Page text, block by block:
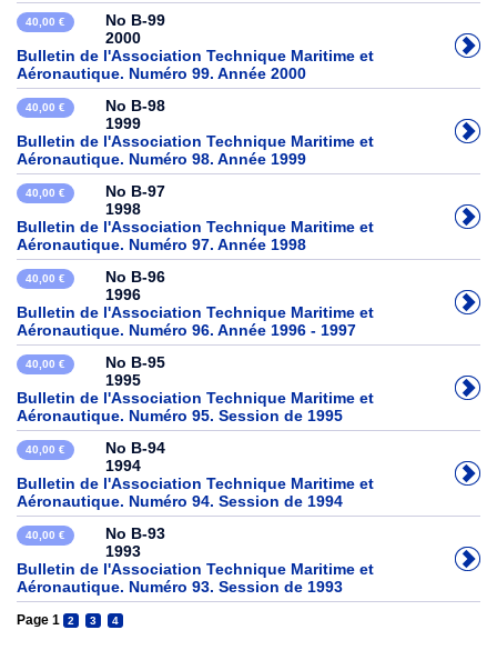
40,00 €
No B-99
2000
Bulletin de l'Association Technique Maritime et
Aéronautique. Numéro 99. Année 2000
40,00 €
No B-98
1999
Bulletin de l'Association Technique Maritime et
Aéronautique. Numéro 98. Année 1999
40,00 €
No B-97
1998
Bulletin de l'Association Technique Maritime et
Aéronautique. Numéro 97. Année 1998
40,00 €
No B-96
1996
Bulletin de l'Association Technique Maritime et
Aéronautique. Numéro 96. Année 1996 - 1997
40,00 €
No B-95
1995
Bulletin de l'Association Technique Maritime et
Aéronautique. Numéro 95. Session de 1995
40,00 €
No B-94
1994
Bulletin de l'Association Technique Maritime et
Aéronautique. Numéro 94. Session de 1994
40,00 €
No B-93
1993
Bulletin de l'Association Technique Maritime et
Aéronautique. Numéro 93. Session de 1993
Page 1 2 3 4